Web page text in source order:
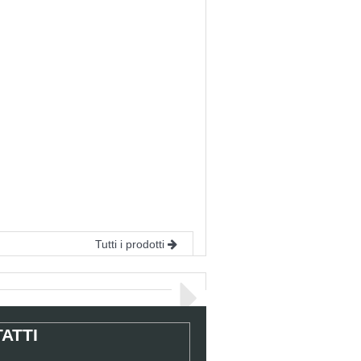
Tutti i prodotti